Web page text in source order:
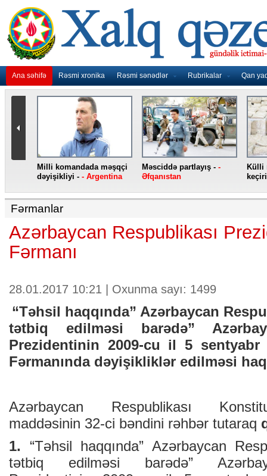
Ana səhifə Rəsmi xronika Rəsmi sənədlər Rubrikalar Qan
Milli komandada məşqçi
dəyişikliyi - - Argentina
Məsciddə partlayış - -
Əfqanıstan
Külli
Fərmanlar
Azərbaycan Respublikası
Fərmanı
28.01.2017 10:21 | Oxunma sayı: 1499
“Təhsil haqqında” Azərbaycan
tətbiq edilməsi barədə”
Prezidentinin 2009-cu il 5
Fərmanında dəyişikliklər edilməsi
Azərbaycan Respublikası
maddəsinin 32-ci bəndini rəhbər tutaraq
1. “Təhsil haqqında” Azərbaycan
tətbiq edilməsi barədə”